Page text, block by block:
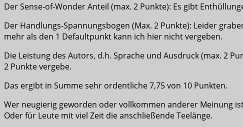
Der Sense-of-Wonder Anteil (max. 2 Punkte): Es gibt
Der Handlungs-Spannungsbogen (Max. 2 Punkte): Leider
mehr als den 1 Defaultpunkt kann ich hier nicht vergeben.
Die Leistung des Autors, d.h. Sprache und Ausdruck (max. 2
2 Punkte vergebe.
Das ergibt in Summe sehr ordentliche 7,75 von 10 Punkten.
Wer neugierig geworden oder vollkommen anderer Meinung
Oder für Leute mit viel Zeit die anschließende Teelänge.